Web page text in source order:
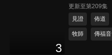
3
更新至第209集
見證
佈道
牧師 傳福音